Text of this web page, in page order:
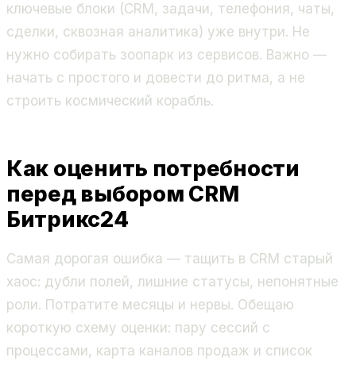
ключевые блоки (CRM, задачи, телефония, чаты,
сделки, сквозная аналитика) уже внутри. Не
нужно собирать зоопарк из сервисов. Важно —
начать с простого и довести до ритма, а не
строить космический корабль.
Как оценить потребности
перед выбором CRM
Битрикс24
Самая дорогая ошибка — тащить в CRM старый
хаос: дубли полей, лишние статусы, непонятные
роли. Потратите месяцы и нервы. Обещаю
короткую схему оценки: пару сессий с
процессами, карта каналов продаж и список